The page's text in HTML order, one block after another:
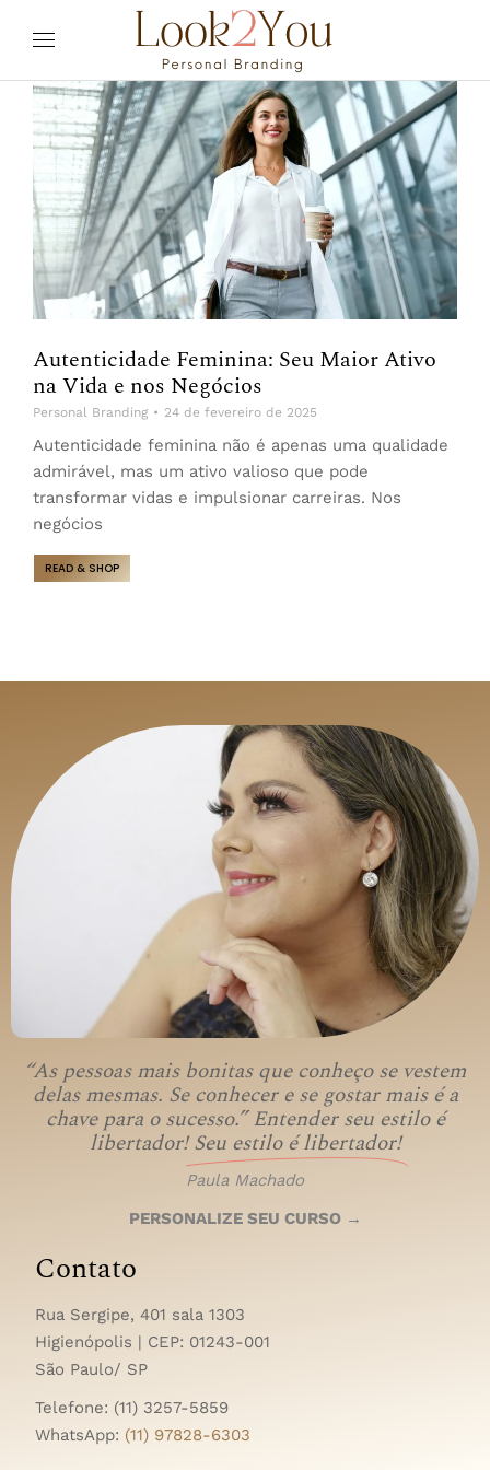
Autenticidade Feminina: Seu Maior Ativo
na Vida e nos Negócios
Personal Branding 24 de fevereiro de 2025
Autenticidade feminina não é apenas uma qualidade
admirável, mas um ativo valioso que pode
transformar vidas e impulsionar carreiras. Nos
negócios
READ & SHOP
“As pessoas mais bonitas que conheço se vestem
delas mesmas. Se conhecer e se gostar mais é a
chave para o sucesso.” Entender seu estilo é
libertador! Seu estilo é libertador!
Paula Machado
PERSONALIZE SEU CURSO →
Contato
Rua Sergipe, 401 sala 1303
Higienópolis | CEP: 01243-001
São Paulo/ SP
Telefone: (11) 3257-5859
WhatsApp: (11) 97828-6303